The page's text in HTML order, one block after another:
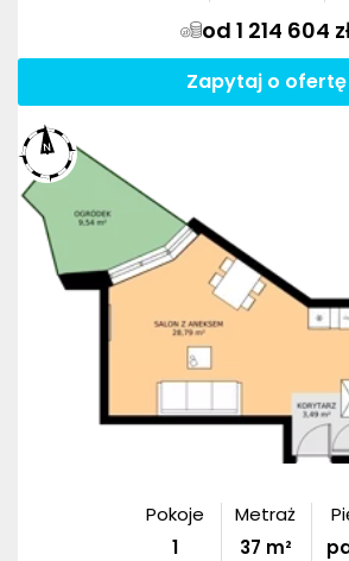
od 1 214 604
Zapytaj o ofertę
Pokoje
1
Metraż
37 m²